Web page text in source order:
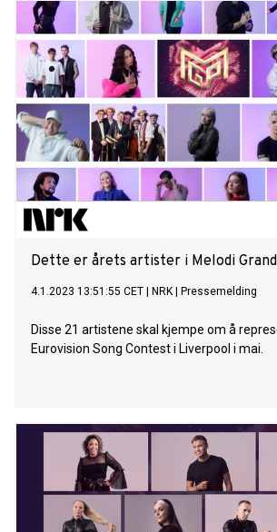
Dette er årets artister i Melodi
4.1.2023 13:51:55 CET NRK Pressemelding
Disse 21 artistene skal kjempe om å
Eurovision Song Contest i Liverpool i mai.